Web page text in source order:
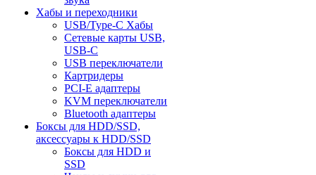
Хабы и переходники
USB/Type-C Хабы
Сетевые карты USB,
USB-C
USB переключатели
Картридеры
PCI-E адаптеры
KVM переключатели
Bluetooth адаптеры
Боксы для HDD/SSD,
аксессуары к HDD/SSD
Боксы для HDD и
SSD